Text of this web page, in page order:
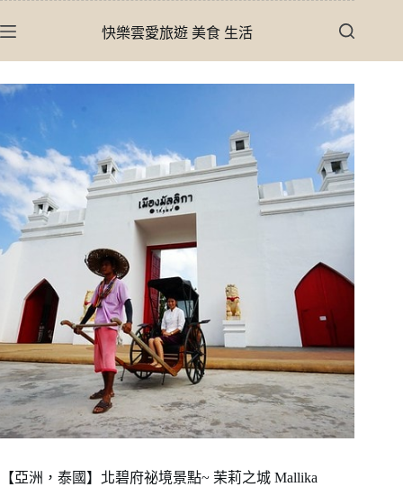
至
內
快樂雲愛旅遊 美食 生活
【亞洲，泰國】北碧府祕境景點~ 茉莉之城 Mallika